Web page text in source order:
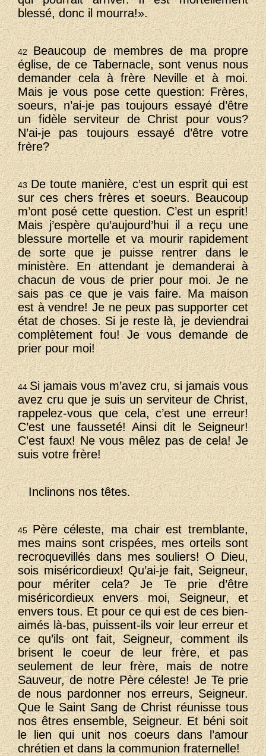
blessé, donc il mourra!».
42Beaucoup de membres de ma propre
église, de ce Tabernacle, sont venus nous
demander cela à frère Neville et à moi.
Mais je vous pose cette question: Frères,
soeurs, n’ai-je pas toujours essayé d’être
un fidèle serviteur de Christ pour vous?
N’ai-je pas toujours essayé d’être votre
frère?
43De toute manière, c’est un esprit qui est
sur ces chers frères et soeurs. Beaucoup
m’ont posé cette question. C’est un esprit!
Mais j’espère qu’aujourd’hui il a reçu une
blessure mortelle et va mourir rapidement
de sorte que je puisse rentrer dans le
ministère. En attendant je demanderai à
chacun de vous de prier pour moi. Je ne
sais pas ce que je vais faire. Ma maison
est à vendre! Je ne peux pas supporter cet
état de choses. Si je reste là, je deviendrai
complètement fou! Je vous demande de
prier pour moi!
44Si jamais vous m’avez cru, si jamais vous
avez cru que je suis un serviteur de Christ,
rappelez-vous que cela, c’est une erreur!
C’est une fausseté! Ainsi dit le Seigneur!
C’est faux! Ne vous mêlez pas de cela! Je
suis votre frère!
Inclinons nos têtes.
45Père céleste, ma chair est tremblante,
mes mains sont crispées, mes orteils sont
recroquevillés dans mes souliers! O Dieu,
sois miséricordieux! Qu’ai-je fait, Seigneur,
pour mériter cela? Je Te prie d’être
miséricordieux envers moi, Seigneur, et
envers tous. Et pour ce qui est de ces bien-
aimés là-bas, puissent-ils voir leur erreur et
ce qu’ils ont fait, Seigneur, comment ils
brisent le coeur de leur frère, et pas
seulement de leur frère, mais de notre
Sauveur, de notre Père céleste! Je Te prie
de nous pardonner nos erreurs, Seigneur.
Que le Saint Sang de Christ réunisse tous
nos êtres ensemble, Seigneur. Et béni soit
le lien qui unit nos coeurs dans l’amour
chrétien et dans la communion fraternelle!